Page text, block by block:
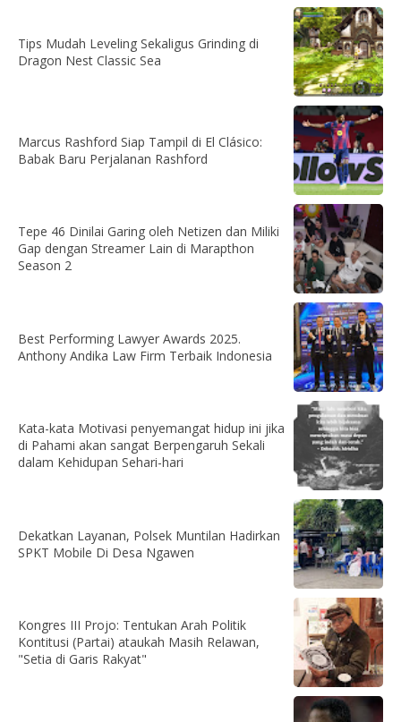
Tips Mudah Leveling Sekaligus Grinding di
Dragon Nest Classic Sea
Marcus Rashford Siap Tampil di El Clásico:
Babak Baru Perjalanan Rashford
Tepe 46 Dinilai Garing oleh Netizen dan Miliki
Gap dengan Streamer Lain di Marapthon
Season 2
Best Performing Lawyer Awards 2025.
Anthony Andika Law Firm Terbaik Indonesia
Kata-kata Motivasi penyemangat hidup ini jika
di Pahami akan sangat Berpengaruh Sekali
dalam Kehidupan Sehari-hari
Dekatkan Layanan, Polsek Muntilan Hadirkan
SPKT Mobile Di Desa Ngawen
Kongres III Projo: Tentukan Arah Politik
Kontitusi (Partai) ataukah Masih Relawan,
"Setia di Garis Rakyat"